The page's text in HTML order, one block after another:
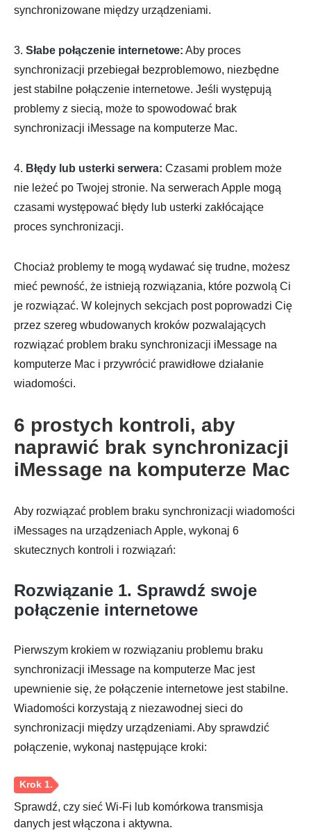
synchronizowane między urządzeniami.
3. Słabe połączenie internetowe: Aby proces
synchronizacji przebiegał bezproblemowo, niezbędne
jest stabilne połączenie internetowe. Jeśli występują
problemy z siecią, może to spowodować brak
synchronizacji iMessage na komputerze Mac.
4. Błędy lub usterki serwera: Czasami problem może
nie leżeć po Twojej stronie. Na serwerach Apple mogą
czasami występować błędy lub usterki zakłócające
proces synchronizacji.
Chociaż problemy te mogą wydawać się trudne, możesz
mieć pewność, że istnieją rozwiązania, które pozwolą Ci
je rozwiązać. W kolejnych sekcjach post poprowadzi Cię
przez szereg wbudowanych kroków pozwalających
rozwiązać problem braku synchronizacji iMessage na
komputerze Mac i przywrócić prawidłowe działanie
wiadomości.
6 prostych kontroli, aby
naprawić brak synchronizacji
iMessage na komputerze Mac
Aby rozwiązać problem braku synchronizacji wiadomości
iMessages na urządzeniach Apple, wykonaj 6
skutecznych kontroli i rozwiązań:
Rozwiązanie 1. Sprawdź swoje
połączenie internetowe
Pierwszym krokiem w rozwiązaniu problemu braku
synchronizacji iMessage na komputerze Mac jest
upewnienie się, że połączenie internetowe jest stabilne.
Wiadomości korzystają z niezawodnej sieci do
synchronizacji między urządzeniami. Aby sprawdzić
połączenie, wykonaj następujące kroki:
Sprawdź, czy sieć Wi-Fi lub komórkowa transmisja
danych jest włączona i aktywna.